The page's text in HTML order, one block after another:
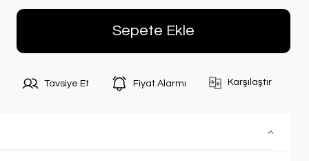
Sepete Ekle
Tavsiye Et Fiyat Alarmı Karşılaştır